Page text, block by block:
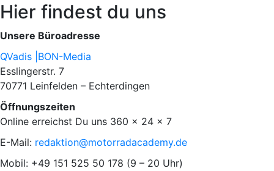
Hier findest du uns
Unsere Büroadresse
QVadis |BON-Media
Esslingerstr. 7
70771 Leinfelden – Echterdingen
Öffnungszeiten
Online erreichst Du uns 360 x 24 x 7
E-Mail: redaktion@motorradacademy.de
Mobil: +49 151 525 50 178 (9 – 20 Uhr)